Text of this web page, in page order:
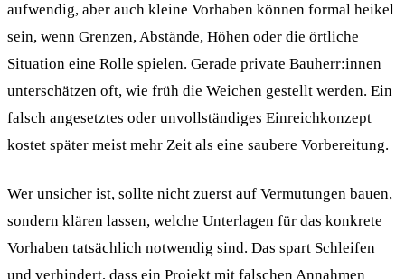
aufwendig, aber auch kleine Vorhaben können formal heikel
sein, wenn Grenzen, Abstände, Höhen oder die örtliche
Situation eine Rolle spielen. Gerade private Bauherr:innen
unterschätzen oft, wie früh die Weichen gestellt werden. Ein
falsch angesetztes oder unvollständiges Einreichkonzept
kostet später meist mehr Zeit als eine saubere Vorbereitung.
Wer unsicher ist, sollte nicht zuerst auf Vermutungen bauen,
sondern klären lassen, welche Unterlagen für das konkrete
Vorhaben tatsächlich notwendig sind. Das spart Schleifen
und verhindert, dass ein Projekt mit falschen Annahmen